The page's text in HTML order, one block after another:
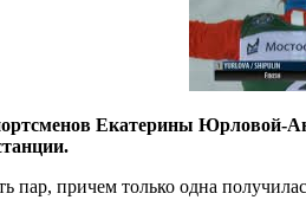
Екатерины Юрловой-
пар, причем только одна